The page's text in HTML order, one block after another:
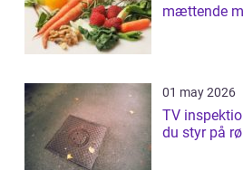
mættende
01 may 2026
TV
du styr på